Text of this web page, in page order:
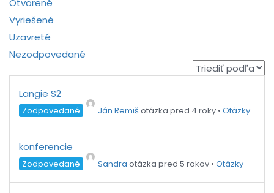
Otvorené
Vyriešené
Uzavreté
Nezodpovedané
Langie S2
Zodpovedané Ján Remiš otázka pred 4 roky • Otázky
konferencie
Zodpovedané Sandra otázka pred 5 rokov • Otázky